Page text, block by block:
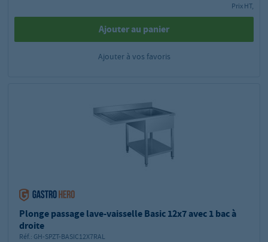
Prix HT,
Ajouter au panier
Ajouter à vos favoris
Plonge passage lave-vaisselle Basic 12x7 avec 1 bac à
droite
Réf.: GH-SPZT-BASIC12X7RAL